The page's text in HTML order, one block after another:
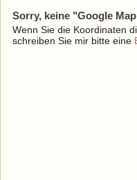
Sorry, keine "Google
Wenn Sie die Koordinaten
schreiben Sie mir bitte eine